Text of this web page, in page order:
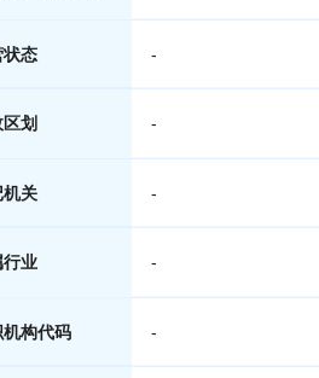
状态 -
划 -
机关 -
行业 -
机构代码 -